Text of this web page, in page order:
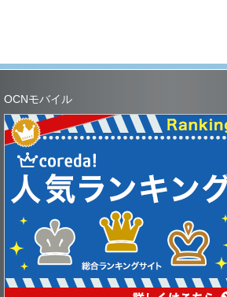
OCNモバイル